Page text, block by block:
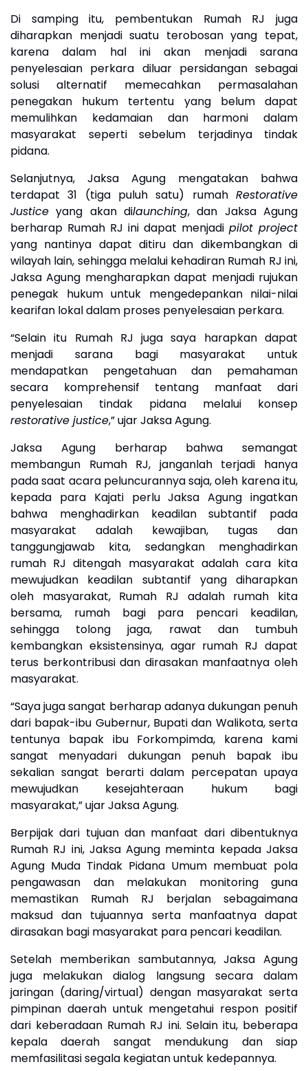
Di samping itu, pembentukan Rumah RJ juga
diharapkan menjadi suatu terobosan yang tepat,
karena dalam hal ini akan menjadi sarana
penyelesaian perkara diluar persidangan sebagai
solusi alternatif memecahkan permasalahan
penegakan hukum tertentu yang belum dapat
memulihkan kedamaian dan harmoni dalam
masyarakat seperti sebelum terjadinya tindak
pidana.
Selanjutnya, Jaksa Agung mengatakan bahwa
terdapat 31 (tiga puluh satu) rumah Restorative
Justice yang akan dilaunching, dan Jaksa Agung
berharap Rumah RJ ini dapat menjadi pilot project
yang nantinya dapat ditiru dan dikembangkan di
wilayah lain, sehingga melalui kehadiran Rumah RJ ini,
Jaksa Agung mengharapkan dapat menjadi rujukan
penegak hukum untuk mengedepankan nilai-nilai
kearifan lokal dalam proses penyelesaian perkara.
“Selain itu Rumah RJ juga saya harapkan dapat
menjadi sarana bagi masyarakat untuk
mendapatkan pengetahuan dan pemahaman
secara komprehensif tentang manfaat dari
penyelesaian tindak pidana melalui konsep
restorative justice,” ujar Jaksa Agung.
Jaksa Agung berharap bahwa semangat
membangun Rumah RJ, janganlah terjadi hanya
pada saat acara peluncurannya saja, oleh karena itu,
kepada para Kajati perlu Jaksa Agung ingatkan
bahwa menghadirkan keadilan subtantif pada
masyarakat adalah kewajiban, tugas dan
tanggungjawab kita, sedangkan menghadirkan
rumah RJ ditengah masyarakat adalah cara kita
mewujudkan keadilan subtantif yang diharapkan
oleh masyarakat, Rumah RJ adalah rumah kita
bersama, rumah bagi para pencari keadilan,
sehingga tolong jaga, rawat dan tumbuh
kembangkan eksistensinya, agar rumah RJ dapat
terus berkontribusi dan dirasakan manfaatnya oleh
masyarakat.
“Saya juga sangat berharap adanya dukungan penuh
dari bapak-ibu Gubernur, Bupati dan Walikota, serta
tentunya bapak ibu Forkompimda, karena kami
sangat menyadari dukungan penuh bapak ibu
sekalian sangat berarti dalam percepatan upaya
mewujudkan kesejahteraan hukum bagi
masyarakat,” ujar Jaksa Agung.
Berpijak dari tujuan dan manfaat dari dibentuknya
Rumah RJ ini, Jaksa Agung meminta kepada Jaksa
Agung Muda Tindak Pidana Umum membuat pola
pengawasan dan melakukan monitoring guna
memastikan Rumah RJ berjalan sebagaimana
maksud dan tujuannya serta manfaatnya dapat
dirasakan bagi masyarakat para pencari keadilan.
Setelah memberikan sambutannya, Jaksa Agung
juga melakukan dialog langsung secara dalam
jaringan (daring/virtual) dengan masyarakat serta
pimpinan daerah untuk mengetahui respon positif
dari keberadaan Rumah RJ ini. Selain itu, beberapa
kepala daerah sangat mendukung dan siap
memfasilitasi segala kegiatan untuk kedepannya.